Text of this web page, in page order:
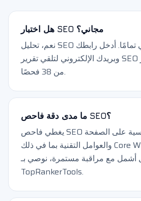
هل اختبار SEO مجاني؟
نعم، تحليل SEO الأساسي مجاني تمامًا. أدخل رابطك
وبريدك الإلكتروني لتلقي تقرير SEO مفصل يتضمن أكثر
من 38 فحصًا.
ما مدى دقة فاحص SEO؟
يغطي فاحص SEO العوامل الرئيسية على الصفحة
والعوامل التقنية بما في ذلك Core Web Vitals. للحصول
أشمل مع مراقبة مستمرة، نوصي بـ
TopRankerTools.